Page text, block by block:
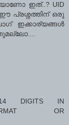
ഇത്..? UID
ഈ പ്രശ്നത്തിന് ഒരു
ഇക്കാര്യങ്ങള്‍
DIGITS IN
OR